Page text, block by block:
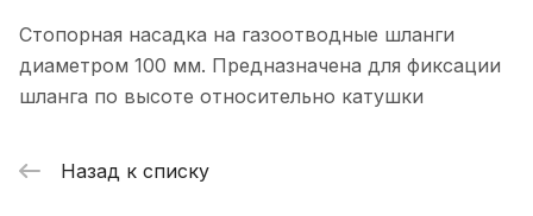
Стопорная насадка на газоотводные шланги
диаметром 100 мм. Предназначена для фиксации
шланга по высоте относительно катушки
Назад к списку